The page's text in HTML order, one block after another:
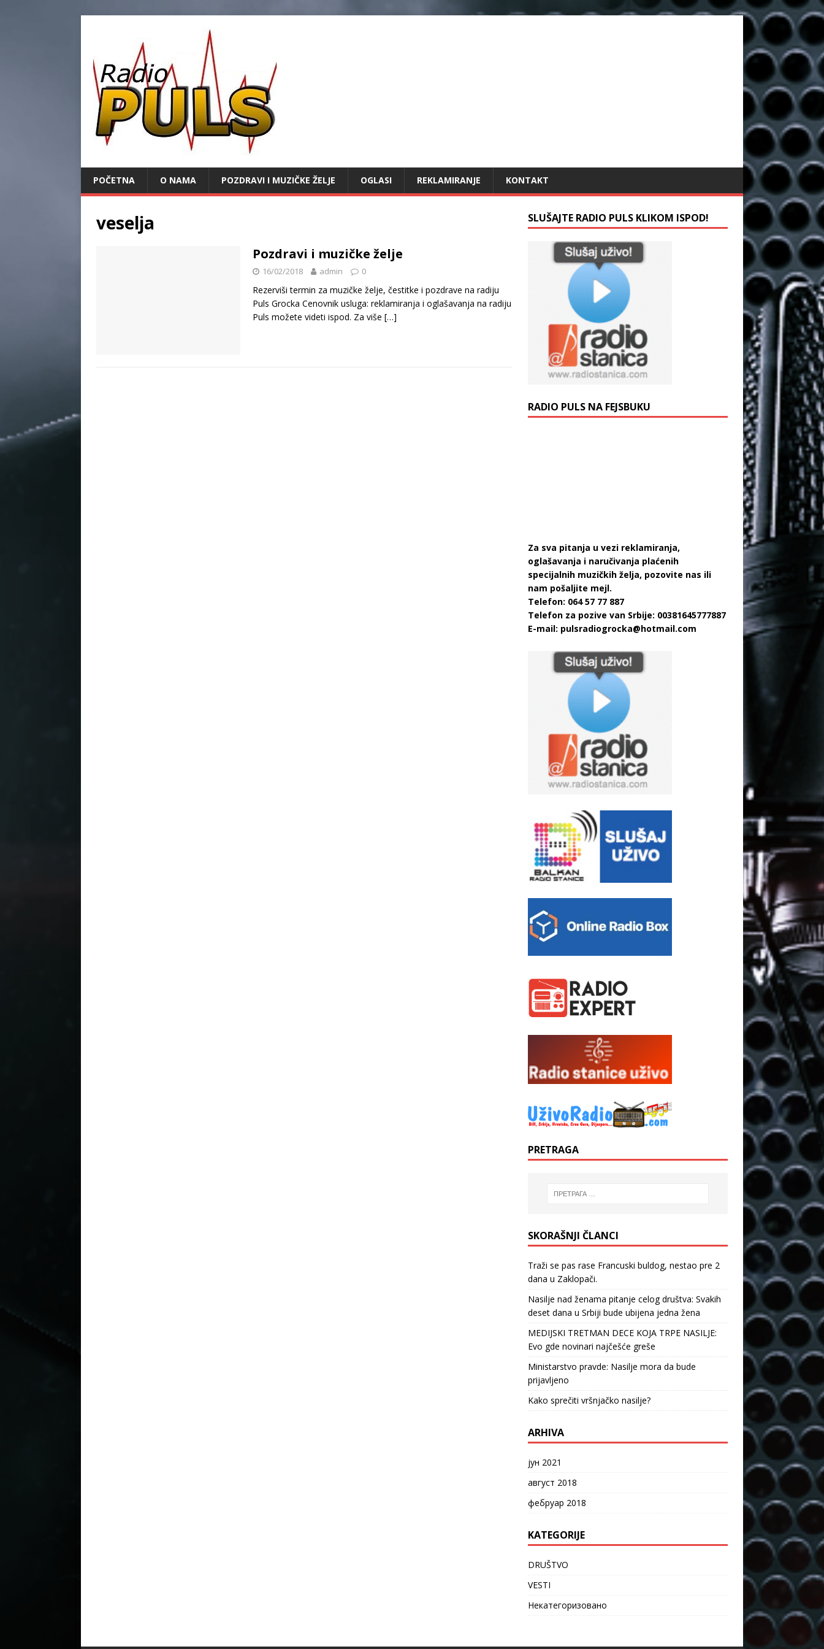
POČETNA O NAMA POZDRAVI I MUZIČKE ŽELJE OGLASI REKLAMIRANJE KONTAKT
veselja
Pozdravi i muzičke želje
16/02/2018 admin 0
Rezerviši termin za muzičke želje, čestitke i pozdrave na radiju
Puls Grocka Cenovnik usluga: reklamiranja i oglašavanja na radiju
Puls možete videti ispod. Za više […]
SLUŠAJTE RADIO PULS KLIKOM ISPOD!
RADIO PULS NA FEJSBUKU
Za sva pitanja u vezi reklamiranja,
oglašavanja i naručivanja plaćenih
specijalnih muzičkih želja, pozovite nas ili
nam pošaljite mejl.
Telefon: 064 57 77 887
Telefon za pozive van Srbije: 00381645777887
E-mail: pulsradiogrocka@hotmail.com
PRETRAGA
SKORAŠNJI ČLANCI
Traži se pas rase Francuski buldog, nestao pre 2
dana u Zaklopači.
Nasilje nad ženama pitanje celog društva: Svakih
deset dana u Srbiji bude ubijena jedna žena
MEDIJSKI TRETMAN DECE KOJA TRPE NASILJE:
Evo gde novinari najčešće greše
Ministarstvo pravde: Nasilje mora da bude
prijavljeno
Kako sprečiti vršnjačko nasilje?
ARHIVA
јун 2021
август 2018
фебруар 2018
KATEGORIJE
DRUŠTVO
VESTI
Некатегоризовано